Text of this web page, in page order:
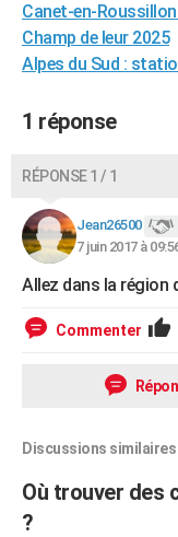
Destinations
City break
Voyage nature
Voyage de noces
Forum
Climat
+PHOTO
GUIDES D'ACHAT
BONS PLANS
Dictionnaire
Biographies
Citations
Expressions
Proverbes
PROGRAMME TV
COPAINS D'AVANT
S'inscrire
Se connecter
Lycées
Collèges
Primaires
Universités
Entreprises
Service militaire
Avis de recherche
AVIS DE DÉCÈS
Canet-en-
Champ de leur 2025
Alpes du Sud :
1 réponse
RÉPONSE 1 / 1
Jean26500
7 juin 2017 à
Allez dans la région
Commenter
Discussions similaires
Où trouver des
?